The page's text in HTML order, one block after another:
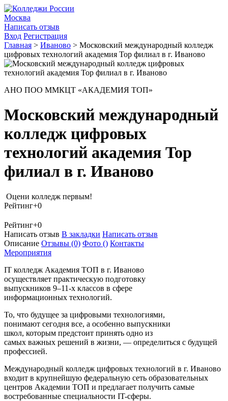
Москва
Написать отзыв
Вход Регистрация
Главная > Иваново > Московский международный колледж
цифровых технологий академия Top филиал в г. Иваново
АНО ПОО ММКЦТ «АКАДЕМИЯ ТОП»
Московский международный
колледж цифровых
технологий академия Top
филиал в г. Иваново
Оцени колледж первым!
Рейтинг+0
Рейтинг+0
Написать отзыв В закладки Написать отзыв
Описание Отзывы (0) Фото () Контакты
Мероприятия
IT колледж Академия ТОП в г. Иваново
осуществляет практическую подготовку
выпускников 9–11-х классов в сфере
информационных технологий.
То, что будущее за цифровыми технологиями,
понимают сегодня все, а особенно выпускники
школ, которым предстоит принять одно из
самых важных решений в жизни, — определиться с будущей
профессией.
Международный колледж цифровых технологий в г. Иваново
входит в крупнейшую федеральную сеть образовательных
центров Академии ТОП и предлагает получить самые
востребованные специальности IT-сферы.